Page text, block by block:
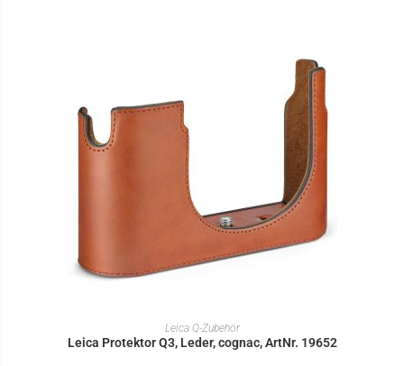
IN DEN WARENKORB
Leica Q-Zubehör
Leica Protektor Q3, Leder, cognac, ArtNr. 19652